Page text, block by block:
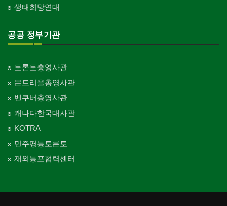
생태희망연대
공공 정부기관
토론토총영사관
몬트리올총영사관
벤쿠버총영사관
캐나다한국대사관
KOTRA
민주평통토론토
재외통포협력센터